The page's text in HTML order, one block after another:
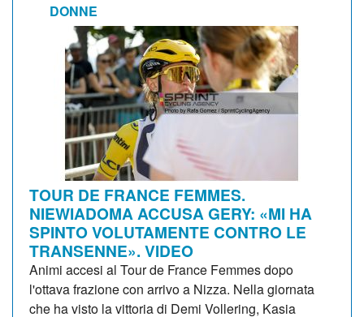
DONNE
TOUR DE FRANCE FEMMES.
NIEWIADOMA ACCUSA GERY: «MI HA
SPINTO VOLUTAMENTE CONTRO LE
TRANSENNE». VIDEO
Animi accesi al Tour de France Femmes dopo
l'ottava frazione con arrivo a Nizza. Nella giornata
che ha visto la vittoria di Demi Vollering, Kasia